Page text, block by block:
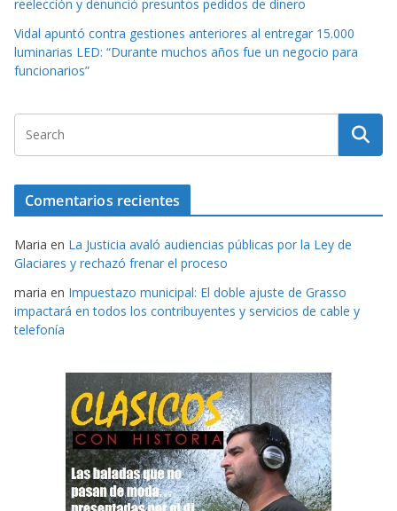
reelección y denunció presuntos pedidos de dinero
Vidal apuntó contra gestiones anteriores al entregar 15.000
luminarias LED: “Durante muchos años fue un negocio para
funcionarios”
Comentarios recientes
Maria en La Justicia avaló audiencias públicas por la Ley de
Glaciares y rechazó frenar el proceso
maria en Impuestazo municipal: El doble ajuste de Grasso
impactará en todos los contribuyentes y servicios de cable y
telefonía